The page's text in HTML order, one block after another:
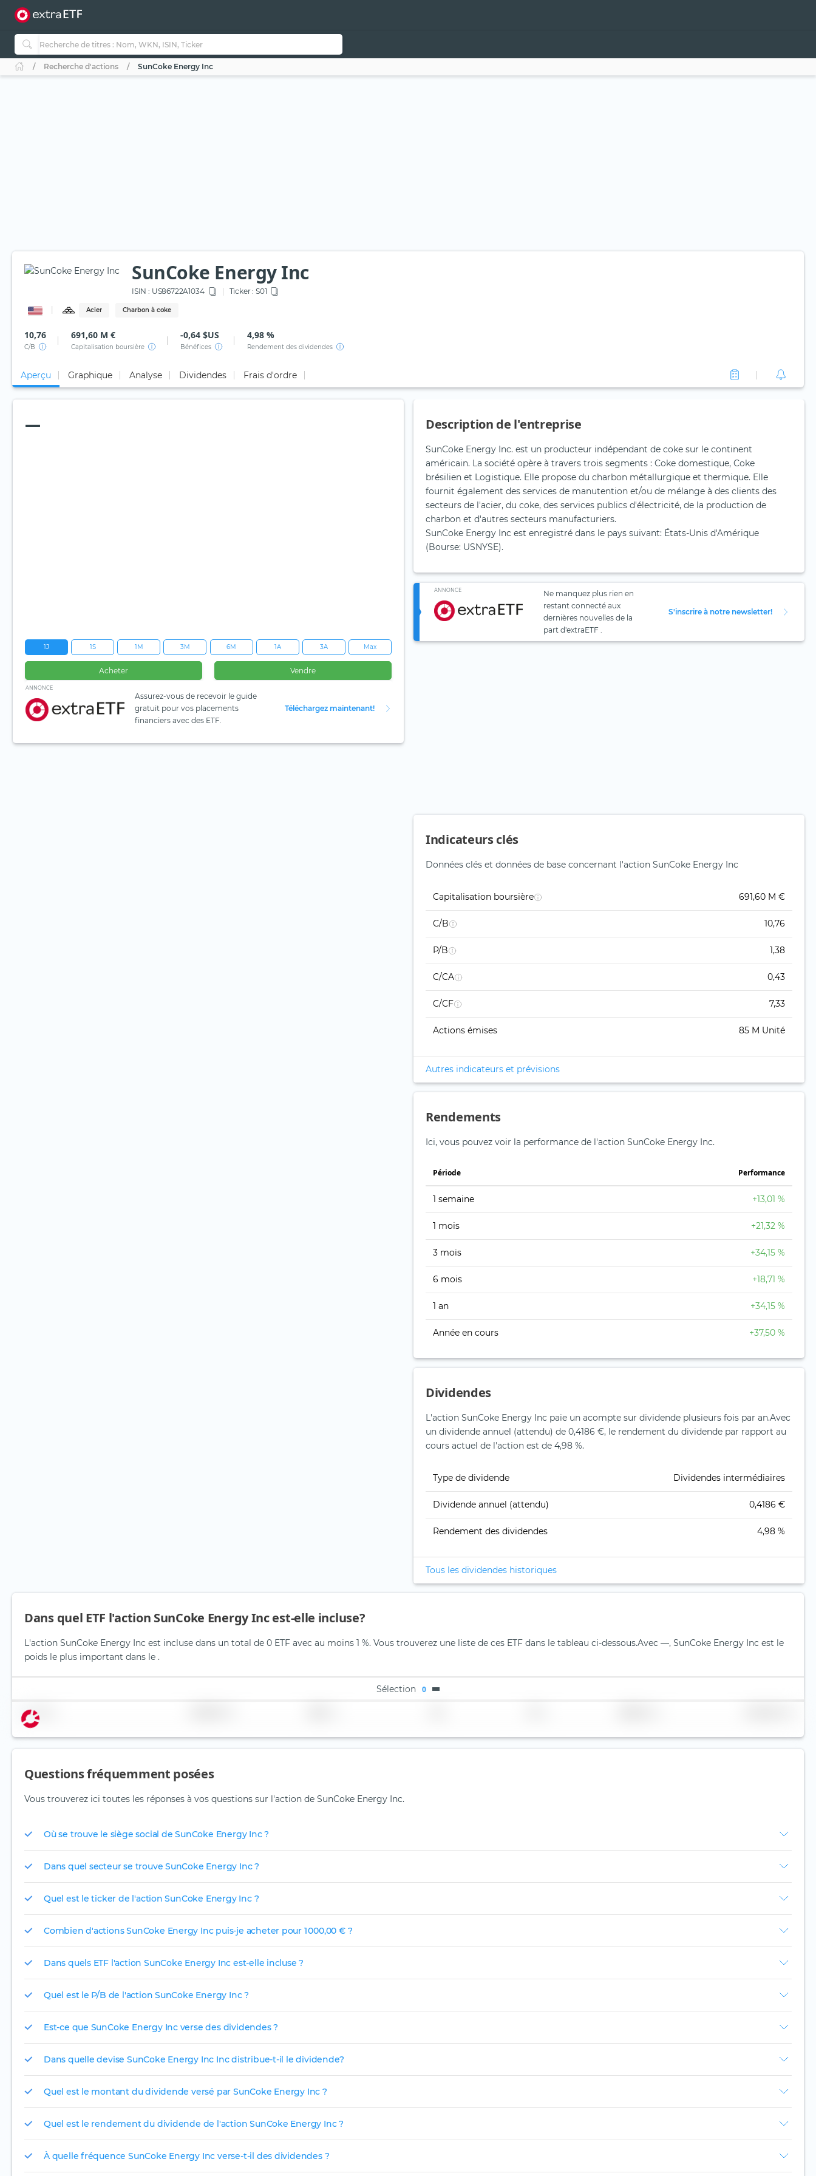
Recherche d'actions SunCoke Energy Inc
SunCoke Energy Inc
ISIN : US86722A1034 Ticker : S01
Acier Charbon à coke
10,76
C/B
691,60 M €
Capitalisation boursière
-0,64 $US
Bénéfices
4,98 %
Rendement des dividendes
Aperçu Graphique Analyse Dividendes Frais d'ordre
—
1J 1S 1M 3M 6M 1A 3A Max
Acheter Vendre
ANNONCE
Assurez-vous de recevoir le guide
gratuit pour vos placements
financiers avec des ETF.
Téléchargez maintenant!
Description de l'entreprise
SunCoke Energy Inc. est un producteur indépendant de coke sur le continent
américain. La société opère à travers trois segments : Coke domestique, Coke
brésilien et Logistique. Elle propose du charbon métallurgique et thermique. Elle
fournit également des services de manutention et/ou de mélange à des clients des
secteurs de l'acier, du coke, des services publics d'électricité, de la production de
charbon et d'autres secteurs manufacturiers.
SunCoke Energy Inc est enregistré dans le pays suivant: États-Unis d'Amérique
(Bourse: USNYSE).
ANNONCE
Ne manquez plus rien en
restant connecté aux
dernières nouvelles de la
part d'extraETF .
S'inscrire à notre newsletter!
Indicateurs clés
Données clés et données de base concernant l'action SunCoke Energy Inc
Capitalisation boursière 691,60 M €
C/B 10,76
P/B 1,38
C/CA 0,43
C/CF 7,33
Actions émises 85 M Unité
Autres indicateurs et prévisions
Rendements
Ici, vous pouvez voir la performance de l'action SunCoke Energy Inc.
Période Performance
1 semaine +13,01 %
1 mois +21,32 %
3 mois +34,15 %
6 mois +18,71 %
1 an +34,15 %
Année en cours +37,50 %
Dividendes
L'action SunCoke Energy Inc paie un acompte sur dividende plusieurs fois par an.Avec
un dividende annuel (attendu) de 0,4186 €, le rendement du dividende par rapport au
cours actuel de l'action est de 4,98 %.
Type de dividende Dividendes intermédiaires
Dividende annuel (attendu) 0,4186 €
Rendement des dividendes 4,98 %
Tous les dividendes historiques
Dans quel ETF l'action SunCoke Energy Inc est-elle incluse?
L'action SunCoke Energy Inc est incluse dans un total de 0 ETF avec au moins 1 %. Vous trouverez une liste de ces ETF dans le tableau ci-dessous.Avec —, SunCoke Energy Inc est le
poids le plus important dans le .
Sélection 0
Nom
Questions fréquemment posées
Vous trouverez ici toutes les réponses à vos questions sur l'action de SunCoke Energy Inc.
Où se trouve le siège social de SunCoke Energy Inc ?
Dans quel secteur se trouve SunCoke Energy Inc ?
Quel est le ticker de l'action SunCoke Energy Inc ?
Combien d'actions SunCoke Energy Inc puis-je acheter pour 1 000,00 € ?
Dans quels ETF l'action SunCoke Energy Inc est-elle incluse ?
Quel est le P/B de l'action SunCoke Energy Inc ?
Est-ce que SunCoke Energy Inc verse des dividendes ?
Dans quelle devise SunCoke Energy Inc Inc distribue-t-il le dividende?
Quel est le montant du dividende versé par SunCoke Energy Inc ?
Quel est le rendement du dividende de l'action SunCoke Energy Inc ?
À quelle fréquence SunCoke Energy Inc verse-t-il des dividendes ?